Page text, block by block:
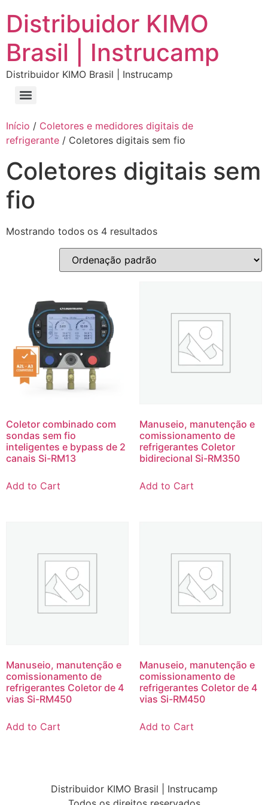
Distribuidor KIMO
Brasil | Instrucamp
Distribuidor KIMO Brasil | Instrucamp
Início / Coletores e medidores digitais de
refrigerante / Coletores digitais sem fio
Coletores digitais sem
fio
Mostrando todos os 4 resultados
Coletor combinado com
sondas sem fio
inteligentes e bypass de 2
canais Si-RM13
Add to Cart
Manuseio, manutenção e
comissionamento de
refrigerantes Coletor
bidirecional Si-RM350
Add to Cart
Manuseio, manutenção e
comissionamento de
refrigerantes Coletor de 4
vias Si-RM450
Add to Cart
Manuseio, manutenção e
comissionamento de
refrigerantes Coletor de 4
vias Si-RM450
Add to Cart
Distribuidor KIMO Brasil | Instrucamp